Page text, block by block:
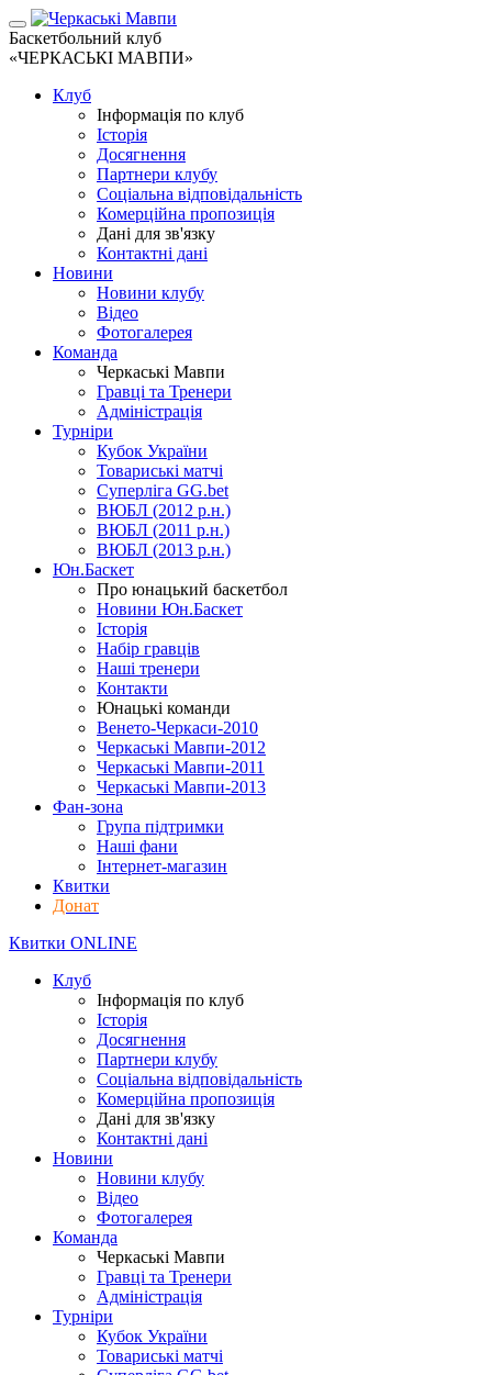
Баскетбольний клуб
«ЧЕРКАСЬКІ МАВПИ»
Клуб
Інформація по клуб
Історія
Досягнення
Партнери клубу
Соціальна відповідальність
Комерційна пропозиція
Дані для зв'язку
Контактні дані
Новини
Новини клубу
Відео
Фотогалерея
Команда
Черкаські Мавпи
Гравці та Тренери
Адміністрація
Турніри
Кубок України
Товариські матчі
Суперліга GG.bet
ВЮБЛ (2012 р.н.)
ВЮБЛ (2011 р.н.)
ВЮБЛ (2013 р.н.)
Юн.Баскет
Про юнацький баскетбол
Новини Юн.Баскет
Історія
Набір гравців
Наші тренери
Контакти
Юнацькі команди
Венето-Черкаси-2010
Черкаські Мавпи-2012
Черкаські Мавпи-2011
Черкаські Мавпи-2013
Фан-зона
Група підтримки
Наші фани
Інтернет-магазин
Квитки
Донат
Квитки ONLINE
Клуб
Інформація по клуб
Історія
Досягнення
Партнери клубу
Соціальна відповідальність
Комерційна пропозиція
Дані для зв'язку
Контактні дані
Новини
Новини клубу
Відео
Фотогалерея
Команда
Черкаські Мавпи
Гравці та Тренери
Адміністрація
Турніри
Кубок України
Товариські матчі